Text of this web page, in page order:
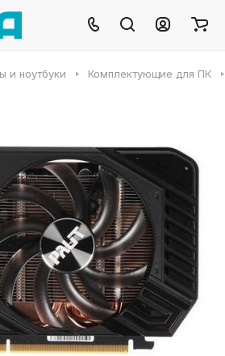
и ноутбуки Комплектующие для ПК